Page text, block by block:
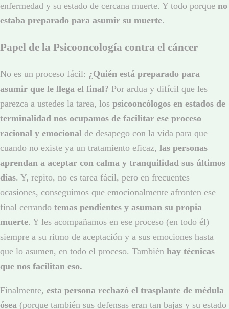
enfermedad y su estado de cercana muerte. Y todo porque no
estaba preparado para asumir su muerte.
Papel de la Psicooncología contra el cáncer
No es un proceso fácil: ¿Quién está preparado para
asumir que le llega el final? Por ardua y difícil que les
parezca a ustedes la tarea, los psicooncólogos en estados de
terminalidad nos ocupamos de facilitar ese proceso
racional y emocional de desapego con la vida para que
cuando no existe ya un tratamiento eficaz, las personas
aprendan a aceptar con calma y tranquilidad sus últimos
días. Y, repito, no es tarea fácil, pero en frecuentes
ocasiones, conseguimos que emocionalmente afronten ese
final cerrando temas pendientes y asuman su propia
muerte. Y les acompañamos en ese proceso (en todo él)
siempre a su ritmo de aceptación y a sus emociones hasta
que lo asumen, en todo el proceso. También hay técnicas
que nos facilitan eso.
Finalmente, esta persona rechazó el trasplante de médula
ósea (porque también sus defensas eran tan bajas y su estado